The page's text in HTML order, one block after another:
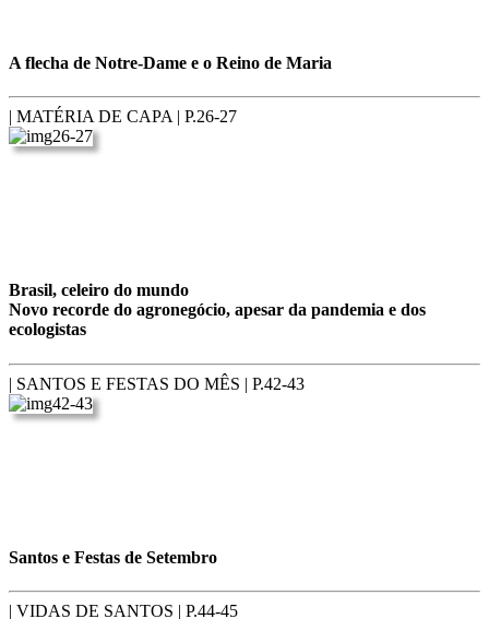
A flecha de Notre-Dame e o Reino de Maria
| MATÉRIA DE CAPA | P.26-27
Brasil, celeiro do mundo
Novo recorde do agronegócio, apesar da pandemia e dos
ecologistas
| SANTOS E FESTAS DO MÊS | P.42-43
Santos e Festas de Setembro
| VIDAS DE SANTOS | P.44-45